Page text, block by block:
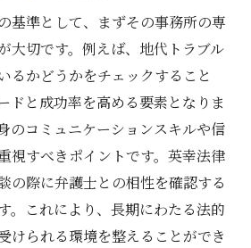
基準として、まずその事務所の専
大切です。例えば、地代トラブル
るかどうかをチェックすること
ドと成功率を高める要素となりま
のコミュニケーションスキルや信
視すべきポイントです。英幸法律
の際に弁護士との相性を確認する
。これにより、長期にわたる法的
けられる環境を整えることができ